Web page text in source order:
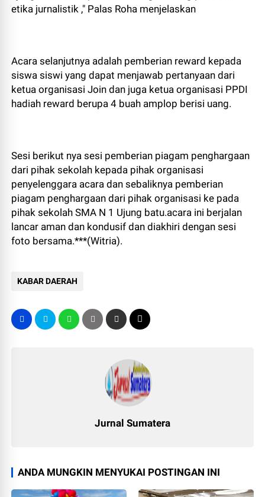
etika jurnalistik ," Palas Roha menjelaskan
Acara selanjutnya adalah pemberian reward kepada
siswa siswi yang dapat menjawab pertanyaan dari
ketua organisasi Join dan juga ketua organisasi PPDI
hadiah reward berupa 4 buah amplop berisi uang.
Sesi berikut nya sesi pemberian piagam penghargaan
dari pihak sekolah kepada pihak organisasi
penyelenggara acara dan sebaliknya pemberian
piagam penghargaan dari pihak organisasi ke pada
pihak sekolah SMA N 1 Ujung batu.acara ini berjalan
lancar aman dan kondusif dan diakhiri dengan sesi
foto bersama.***(Witria).
KABAR DAERAH
Jurnal Sumatera
ANDA MUNGKIN MENYUKAI POSTINGAN INI